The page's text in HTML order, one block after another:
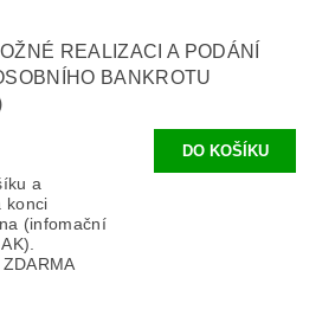
REALIZACI A PODÁNÍ
BANKROTU
a
konci
(infomační